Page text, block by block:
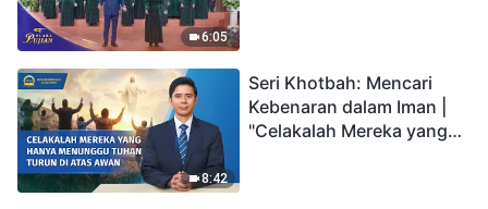
6:05
8:42
Seri Khotbah: Mencari
Kebenaran dalam Iman |
"Celakalah Mereka yang